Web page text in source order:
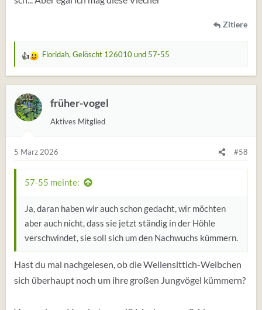
Zitiere
W
r
t
u
n
e
n
Floridah, Gelöscht 126010und 57-55
früher-vogel
Aktives Mitglied
5 März 2026 #58
57-55 meinte:
Ja, daran haben wir auch schon gedacht, wir möchten
aber auch nicht, dass sie jetzt ständig in der Höhle
verschwindet, sie soll sich um den Nachwuchs kümmern.
Hast du mal nachgelesen, ob die Wellensittich-Weibchen
sich überhaupt noch um ihre großen Jungvögel kümmern?